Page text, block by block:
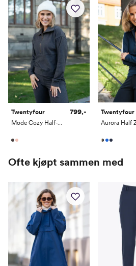
42 99-106 87-95 106-114
44 105-112 93-102 112-120
46 111-118 100-109 118-126
48 117-124 107-116 126-134
50 123-130 114-123 134-142
52 121-130 142-150
54 135-142 150-158
Twentyfour
Mode Cozy Half-Zip
799,-
Twentyfour
Ofte kjøpt sammen med